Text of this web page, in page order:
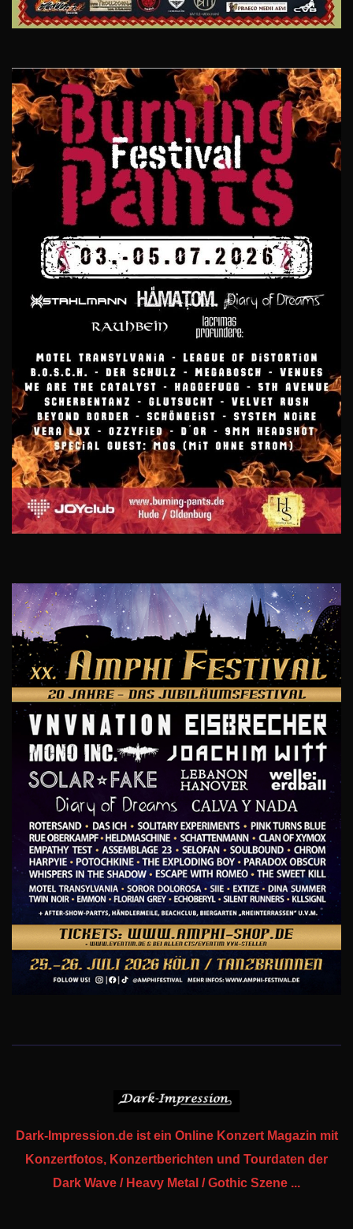
Dark-Impression.de ist ein Online Konzert Magazin mit
Konzertfotos, Konzertberichten und Tourdaten der
Dark Wave / Heavy Metal / Gothic Szene ...